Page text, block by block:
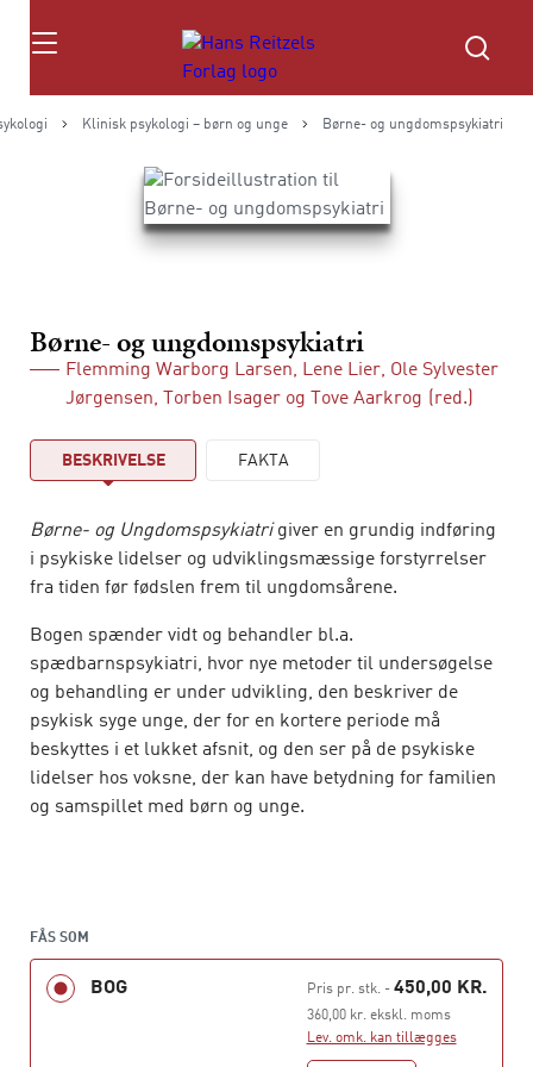
Søg
Klinisk psykologi – børn og unge Børne- og ungdomspsykiatri
Børne- og ungdomspsykiatri
Flemming Warborg Larsen, Lene Lier, Ole Sylvester
Jørgensen, Torben Isager og Tove Aarkrog (red.)
BESKRIVELSE FAKTA
Børne- og Ungdomspsykiatri giver en grundig indføring
i psykiske lidelser og udviklingsmæssige forstyrrelser
fra tiden før fødslen frem til ungdomsårene.
Bogen spænder vidt og behandler bl.a.
spædbarnspsykiatri, hvor nye metoder til undersøgelse
og behandling er under udvikling, den beskriver de
psykisk syge unge, der for en kortere periode må
beskyttes i et lukket afsnit, og den ser på de psykiske
lidelser hos voksne, der kan have betydning for familien
og samspillet med børn og unge.
erfaring som teoretisk indsigt. Det gennemgående tema
i bogen er udvikling: Hvilke ligheder og forskelle ser
man mellem normal og patologisk udvikling?
afspejler den intense
FÅS SOM
BOG Pris pr. stk.- 450,00 KR.
360,00 kr. ekskl. moms
Lev. omk. kan tillægges